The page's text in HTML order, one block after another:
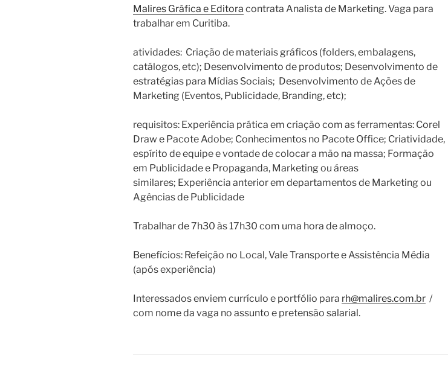
Malires Gráfica e Editora contrata Analista de Marketing. Vaga para
trabalhar em Curitiba.
atividades: Criação de materiais gráficos (folders, embalagens,
catálogos, etc); Desenvolvimento de produtos; Desenvolvimento de
estratégias para Mídias Sociais; Desenvolvimento de Ações de
Marketing (Eventos, Publicidade, Branding, etc);
requisitos: Experiência prática em criação com as ferramentas: Corel
Draw e Pacote Adobe; Conhecimentos no Pacote Office; Criatividade,
espírito de equipe e vontade de colocar a mão na massa; Formação
em Publicidade e Propaganda, Marketing ou áreas
similares; Experiência anterior em departamentos de Marketing ou
Agências de Publicidade
Trabalhar de 7h30 às 17h30 com uma hora de almoço.
Benefícios: Refeição no Local, Vale Transporte e Assistência Média
(após experiência)
Interessados enviem currículo e portfólio para rh@malires.com.br /
com nome da vaga no assunto e pretensão salarial.